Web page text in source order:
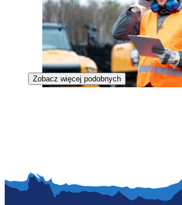
Zobacz więcej podobnych